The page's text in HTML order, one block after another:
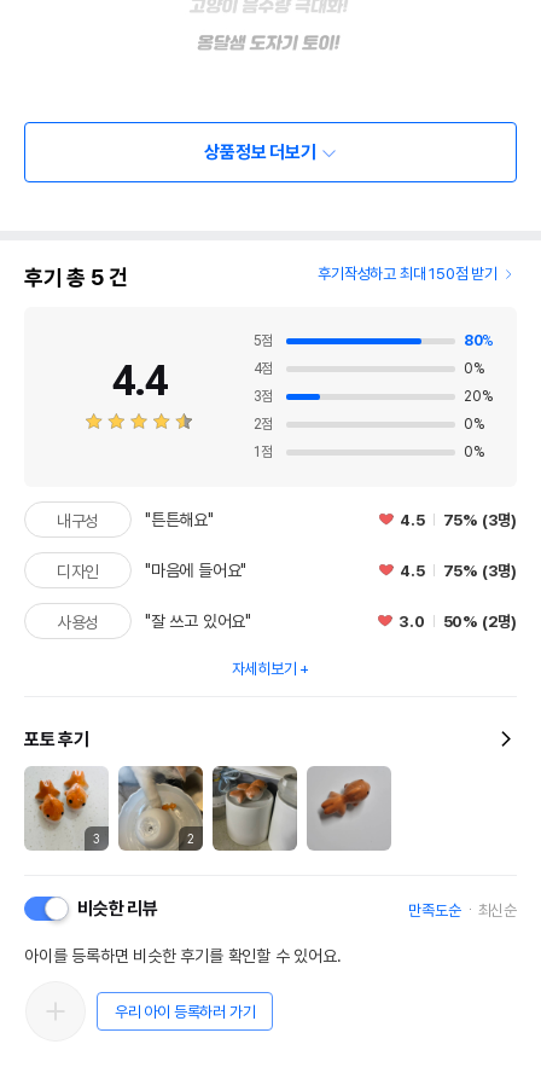
상품정보 더보기
후기 총 5건 후기작성하고 최대 150점 받기
4.4
5점 80%
4점 0%
3점 20%
2점 0%
1 점 0%
내구성 "튼튼해요" 4.5 75% (3명)
디자인 "마음에 들어요" 4.5 75% (3명)
사용성 "잘 쓰고 있어요" 3.0 50% (2명)
자세히보기
포토 후기
3 2
비슷한 리뷰 만족도순 최신순
아이를 등록하면 비슷한 후기를 확인할 수 있어요.
우리 아이 등록하러 가기